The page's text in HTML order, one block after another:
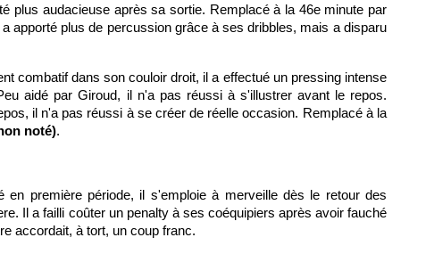
plus audacieuse après sa sortie. Remplacé à la 46e minute par
a apporté plus de percussion grâce à ses dribbles, mais a disparu
combatif dans son couloir droit, il a effectué un pressing intense
aidé par Giroud, il n'a pas réussi à s'illustrer avant le repos.
il n'a pas réussi à se créer de réelle occasion. Remplacé à la
noté).
première période, il s'emploie à merveille dès le retour des
Il a failli coûter un penalty à ses coéquipiers après avoir fauché
accordait, à tort, un coup franc.